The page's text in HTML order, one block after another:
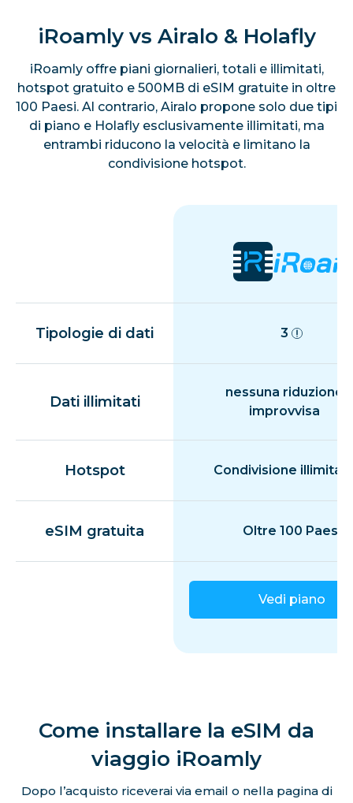
Azerbaigian
Bangladesh
Bermuda
Brasile
Cambogia
Canada
iRoamly vs Airalo & Holafly
iRoamly offre piani giornalieri, totali e illimitati,
hotspot gratuito e 500MB di eSIM gratuite in oltre
100 Paesi. Al contrario, Airalo propone solo due tipi
di piano e Holafly esclusivamente illimitati, ma
entrambi riducono la velocità e limitano la
condivisione hotspot.
Tipologie di dati 3
Dati illimitati
nessuna riduzione
improvvisa
Hotspot Condivisione
eSIM gratuita Oltre 100 Paesi
Vedi piano
Come installare la eSIM da
viaggio iRoamly
Dopo l’acquisto riceverai via email o nella pagina di